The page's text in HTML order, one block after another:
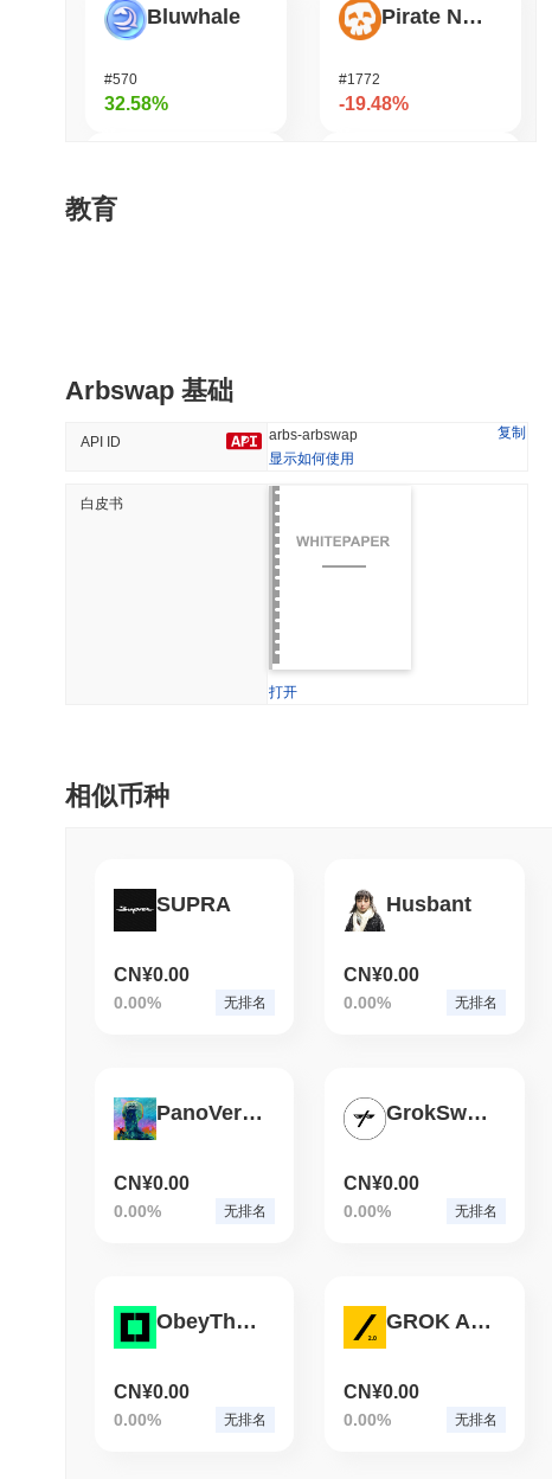
Bluwhale
#570
32.58%
#366
26.89%
Pirate Nation Token
#1772
-19.48%
趋势
教育
Arbswap 基础
API ID arbs-arbswap
复制
显示如何使用
白皮书
打开
相似币种
SUPRA
CN¥0.00
0.00% 无排名
Husbant
CN¥0.00
0.00% 无排名
PanoVerse
CN¥0.00
0.00% 无排名
GrokSwap Token
CN¥0.00
0.00% 无排名
ObeyTheCult
CN¥0.00
0.00% 无排名
GROK AI 2.0
CN¥0.00
0.00% 无排名